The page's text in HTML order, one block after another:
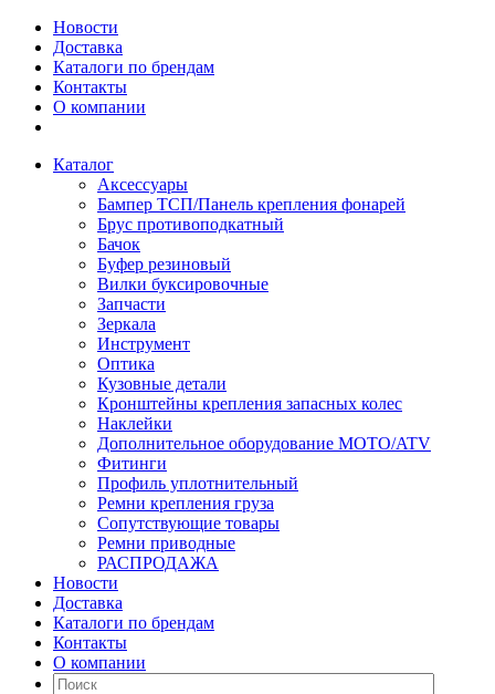
Новости
Доставка
Каталоги по брендам
Контакты
О компании
Каталог
Аксессуары
Бампер ТСП/Панель крепления фонарей
Брус противоподкатный
Бачок
Буфер резиновый
Вилки буксировочные
Запчасти
Зеркала
Инструмент
Оптика
Кузовные детали
Кронштейны крепления запасных колес
Наклейки
Дополнительное оборудование MOTO/ATV
Фитинги
Профиль уплотнительный
Ремни крепления груза
Сопутствующие товары
Ремни приводные
РАСПРОДАЖА
Новости
Доставка
Каталоги по брендам
Контакты
О компании